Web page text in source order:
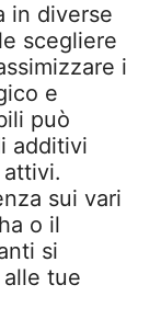
in diverse
scegliere
i
e
può
additivi
sui vari
o il
si
tue